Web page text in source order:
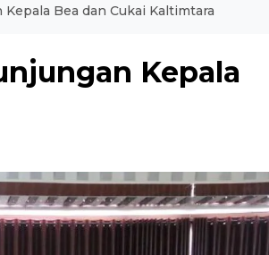
Bea dan Cukai Kaltimtara
Kepala